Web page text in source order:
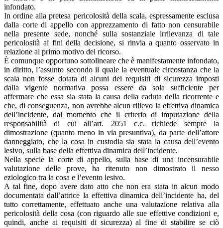
infondato.
In ordine alla pretesa pericolosità della scala, espressamente esclusa
dalla corte di appello con apprezzamento di fatto non censurabile
nella presente sede, nonché sulla sostanziale irrilevanza di tale
pericolosità ai fini della decisione, si rinvia a quanto osservato in
relazione al primo motivo del ricorso.
È comunque opportuno sottolineare che è manifestamente infondato,
in diritto, l’assunto secondo il quale la eventuale circostanza che la
scala non fosse dotata di alcuni dei requisiti di sicurezza imposti
dalla vigente normativa possa essere da sola sufficiente per
affermare che essa sia stata la causa della caduta della ricorrente e
che, di conseguenza, non avrebbe alcun rilievo la effettiva dinamica
dell’incidente, dal momento che il criterio di imputazione della
responsabilità di cui all’art. 2051 c.c. richiede sempre la
dimostrazione (quanto meno in via presuntiva), da parte dell’attore
danneggiato, che la cosa in custodia sia stata la causa dell’evento
lesivo, sulla base della effettiva dinamica dell’incidente.
Nella specie la corte di appello, sulla base di una incensurabile
valutazione delle prove, ha ritenuto non dimostrato il nesso
eziologico tra la cosa e l’evento lesivo.
A tal fine, dopo avere dato atto che non era stata in alcun modo
documentata dall’attrice la effettiva dinamica dell’incidente ha, del
tutto correttamente, effettuato anche una valutazione relativa alla
pericolosità della cosa (con riguardo alle sue effettive condizioni e,
quindi, anche ai requisiti di sicurezza) al fine di stabilire se ciò